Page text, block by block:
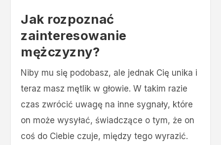
Jak rozpoznać
zainteresowanie
mężczyzny?
Niby mu się podobasz, ale jednak Cię unika i
teraz masz mętlik w głowie. W takim razie
czas zwrócić uwagę na inne sygnały, które
on może wysyłać, świadczące o tym, że on
coś do Ciebie czuje, między tego wyrazić.